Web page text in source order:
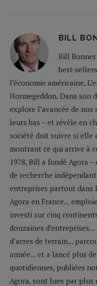
BILL
Bill
best-
l’économie américaine,
Hormegeddon. Dans son
explore l’avancée de
leurs bas – et révèle en
société doit suivre si elle
montrant ce qui arrive à
1978, Bill a fondé Agora
de recherche
entreprises partout dans
Agora en France...
investi sur cinq
douzaines
d’acres de terrain...
année... et a lancé plus
quotidiennes, publiées
Agora, sont lues par plus